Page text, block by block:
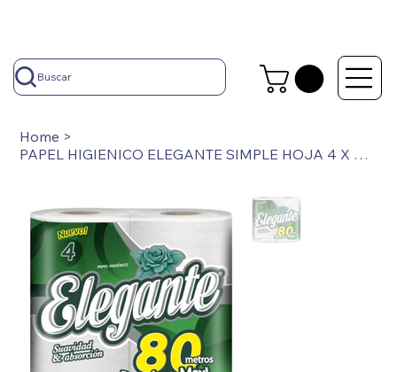
Buscar
Home >
PAPEL HIGIENICO ELEGANTE SIMPLE HOJA 4 X 80 MTS PAQUETITO